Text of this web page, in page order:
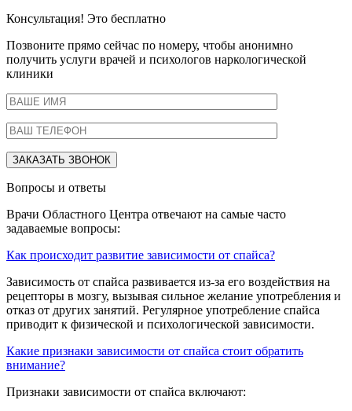
Консультация! Это бесплатно
Позвоните прямо сейчас по номеру, чтобы анонимно
получить услуги врачей и психологов наркологической
клиники
Вопросы и ответы
Врачи Областного Центра отвечают на самые часто
задаваемые вопросы:
Как происходит развитие зависимости от спайса?
Зависимость от спайса развивается из-за его воздействия на
рецепторы в мозгу, вызывая сильное желание употребления и
отказ от других занятий. Регулярное употребление спайса
приводит к физической и психологической зависимости.
Какие признаки зависимости от спайса стоит обратить
внимание?
Признаки зависимости от спайса включают: